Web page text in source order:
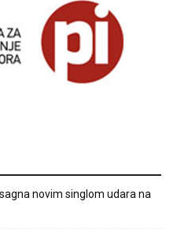
novim singlom udara na